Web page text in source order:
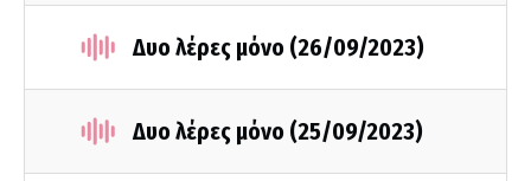
Δυο λέρες μόνο (26/09/2023)
Δυο λέρες μόνο (25/09/2023)